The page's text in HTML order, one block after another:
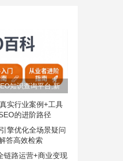
知识查询平台,新
指南
实行业案例+工具
的进阶路径
擎优化全场景疑问
答高效检索
链路运营+商业变现